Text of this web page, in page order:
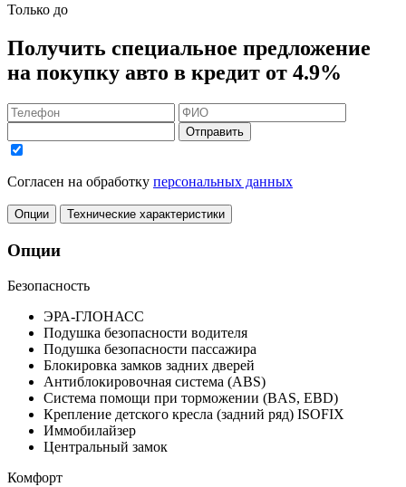
Только до
Получить специальное предложение
на покупку авто в кредит от 4.9%
Отправить
Согласен на обработку персональных данных
Опции Технические характеристики
Опции
Безопасность
ЭРА-ГЛОНАСС
Подушка безопасности водителя
Подушка безопасности пассажира
Блокировка замков задних дверей
Антиблокировочная система (ABS)
Система помощи при торможении (BAS, EBD)
Крепление детского кресла (задний ряд) ISOFIX
Иммобилайзер
Центральный замок
Комфорт